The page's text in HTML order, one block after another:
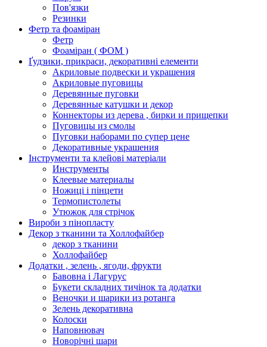
Пов'язки
Резинки
Фетр та фоаміран
Фетр
Фоаміран ( ФОМ )
Ґудзики, прикраси, декоративні елементи
Акриловые подвески и украшения
Акриловые пуговицы
Деревянные пуговки
Деревянные катушки и декор
Коннекторы из дерева , бирки и прищепки
Пуговицы из смолы
Пуговки наборами по супер цене
Декоративные украшения
Інструменти та клейові матеріали
Инструменты
Клеевые материалы
Ножиці і пінцети
Термопистолеты
Утюжок для стрічок
Вироби з пінопласту
Декор з тканини та Холлофайбер
декор з тканини
Холлофайбер
Додатки , зелень , ягоди, фрукти
Бавовна і Лагурус
Букети складних тичінок та додатки
Веночки и шарики из ротанга
Зелень декоративна
Колоски
Наповнювач
Новорічні шари